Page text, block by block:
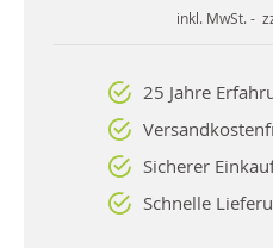
inkl. MwSt. -
25 Jahre
Sicherer
Schnelle